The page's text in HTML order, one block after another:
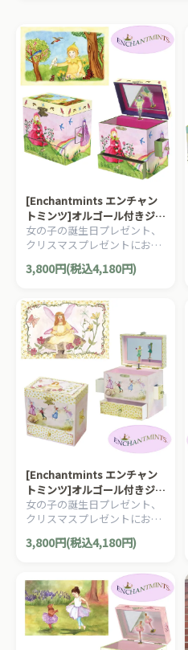
[Enchantmints エンチャン
トミンツ]オルゴール付きジュ
エリーボックス スプリングバ
ースト
女の子の誕生日プレゼント、
クリスマスプレゼントにお勧
めの、夢が詰まった、水彩画
がデザインされた、オルゴー
です。
3,800円(税込4,180円)
[Enchantmints エンチャン
トミンツ]オルゴール付きジュ
エリーボックス フェアリー
クラシック
女の子の誕生日プレゼント、
クリスマスプレゼントにお勧
めの、夢が詰まった、水彩画
がデザインされた、オルゴー
です。
3,800円(税込4,180円)